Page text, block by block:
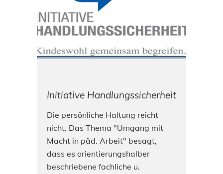
Initiative Handlungssicherheit
Die persönliche Haltung reicht
nicht. Das Thema "Umgang mit
Macht in päd. Arbeit" besagt,
dass es orientierungshalber
beschriebene fachliche u.